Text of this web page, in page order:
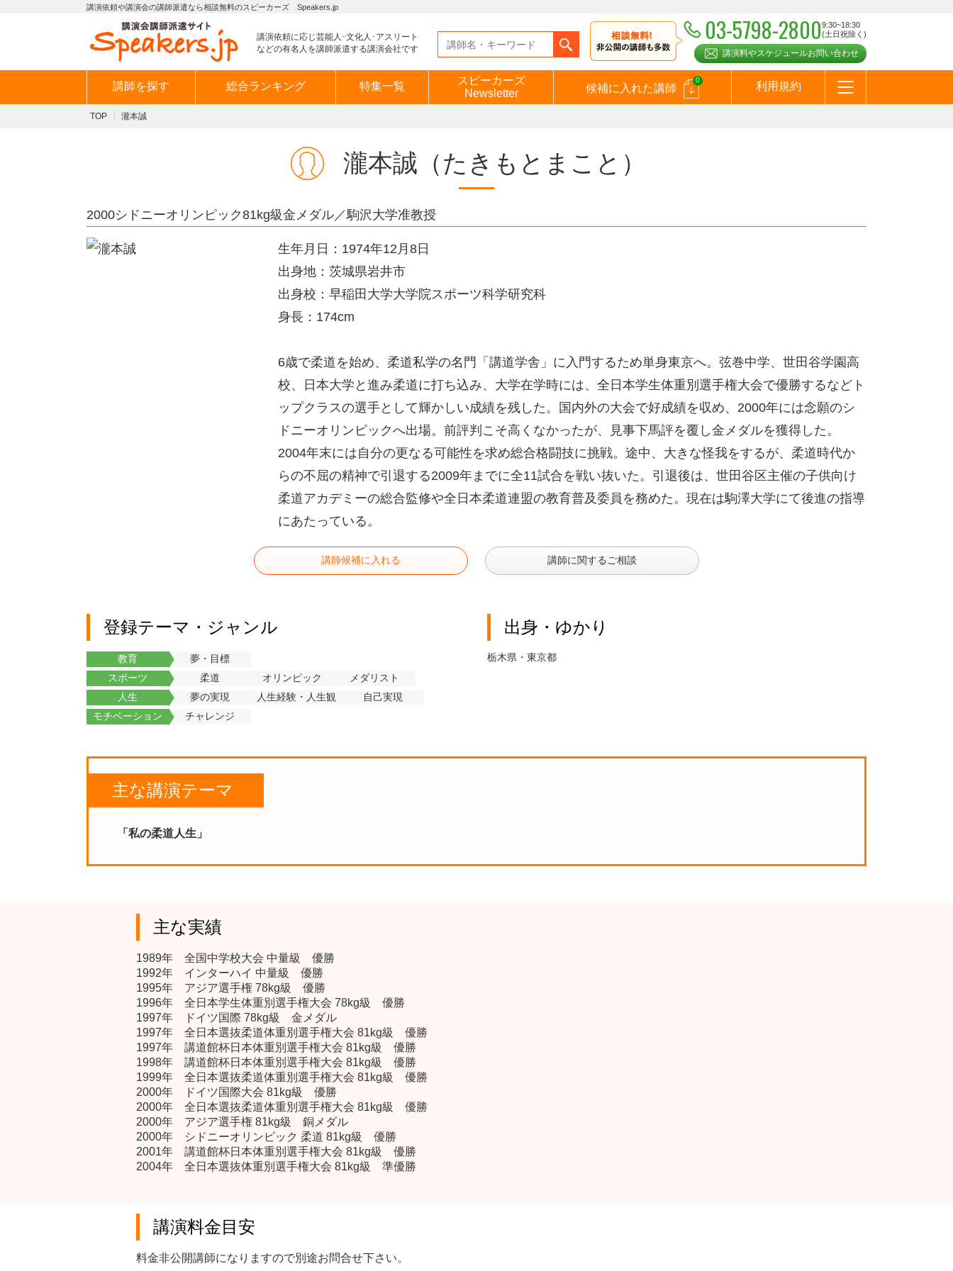
講演依頼や講演会の講師派遣なら相談無料のスピーカーズ Speakers.jp
講演依頼に応じ芸能人･文化人･アスリート
などの有名人を講師派遣する講演会社です
03-5798-28009:30~18:30
(土日祝除く)
講演料やスケジュールお問い合わせ
講師を探す 総合ランキング 特集一覧
スピーカーズ
Newsletter
候補に入れた講師
0
利用規約
TOP 瀧本誠
瀧本誠 （たきもとまこと）
2000シドニーオリンピック81kg級金メダル／駒沢大学准教授
生年月日：1974年12月8日
出身地：茨城県岩井市
出身校：早稲田大学大学院スポーツ科学研究科
身長：174cm
6歳で柔道を始め、柔道私学の名門「講道学舎」に入門するため単身東京へ。弦巻中学、世田谷学園高
校、日本大学と進み柔道に打ち込み、大学在学時には、全日本学生体重別選手権大会で優勝するなどト
ップクラスの選手として輝かしい成績を残した。国内外の大会で好成績を収め、2000年には念願のシ
ドニーオリンピックへ出場。前評判こそ高くなかったが、見事下馬評を覆し金メダルを獲得した。
2004年末には自分の更なる可能性を求め総合格闘技に挑戦。途中、大きな怪我をするが、柔道時代か
らの不屈の精神で引退する2009年までに全11試合を戦い抜いた。引退後は、世田谷区主催の子供向け
柔道アカデミーの総合監修や全日本柔道連盟の教育普及委員を務めた。現在は駒澤大学にて後進の指導
にあたっている。
講師候補に入れる 講師に関するご相談
登録テーマ・ジャンル
教育
夢・目標
スポーツ
柔道 オリンピック
メダリスト
人生
夢の実現 人生経験・人生観
自己実現
モチベーション
チャレンジ
出身・ゆかり
栃木県・東京都
主な講演テーマ
「私の柔道人生」
主な実績
1989年 全国中学校大会 中量級 優勝
1992年 インターハイ 中量級 優勝
1995年 アジア選手権 78kg級 優勝
1996年 全日本学生体重別選手権大会 78kg級 優勝
1997年 ドイツ国際 78kg級 金メダル
1997年 全日本選抜柔道体重別選手権大会 81kg級 優勝
1997年 講道館杯日本体重別選手権大会 81kg級 優勝
1998年 講道館杯日本体重別選手権大会 81kg級 優勝
1999年 全日本選抜柔道体重別選手権大会 81kg級 優勝
2000年 ドイツ国際大会 81kg級 優勝
2000年 全日本選抜柔道体重別選手権大会 81kg級 優勝
2000年 アジア選手権 81kg級 銅メダル
2000年 シドニーオリンピック 柔道 81kg級 優勝
2001年 講道館杯日本体重別選手権大会 81kg級 優勝
2004年 全日本選抜体重別選手権大会 81kg級 準優勝
講演料金目安
料金非公開講師になりますので別途お問合せ下さい。